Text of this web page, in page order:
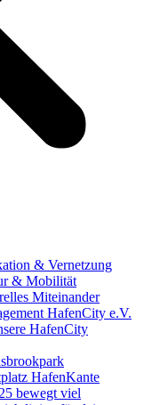
& Vernetzung
& Mobilität
Miteinander
HafenCity e.V.
HafenCity
HafenKante
bewegt viel